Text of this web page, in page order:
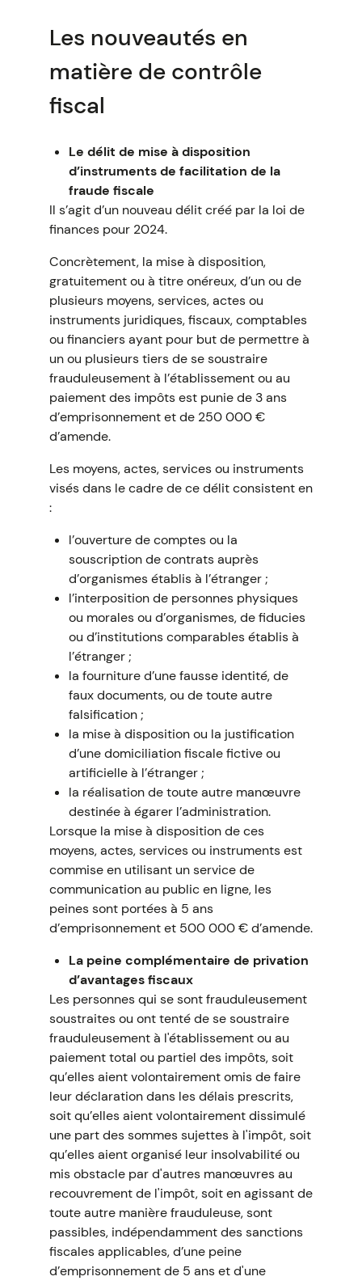
Les nouveautés en
matière de contrôle
fiscal
Le délit de mise à disposition
d’instruments de facilitation de la
fraude fiscale
Il s’agit d’un nouveau délit créé par la loi de
finances pour 2024.
Concrètement, la mise à disposition,
gratuitement ou à titre onéreux, d’un ou de
plusieurs moyens, services, actes ou
instruments juridiques, fiscaux, comptables
ou financiers ayant pour but de permettre à
un ou plusieurs tiers de se soustraire
frauduleusement à l’établissement ou au
paiement des impôts est punie de 3 ans
d’emprisonnement et de 250 000 €
d’amende.
Les moyens, actes, services ou instruments
visés dans le cadre de ce délit consistent en
:
l’ouverture de comptes ou la
souscription de contrats auprès
d’organismes établis à l’étranger ;
l’interposition de personnes physiques
ou morales ou d’organismes, de fiducies
ou d’institutions comparables établis à
l’étranger ;
la fourniture d’une fausse identité, de
faux documents, ou de toute autre
falsification ;
la mise à disposition ou la justification
d’une domiciliation fiscale fictive ou
artificielle à l’étranger ;
la réalisation de toute autre manœuvre
destinée à égarer l’administration.
Lorsque la mise à disposition de ces
moyens, actes, services ou instruments est
commise en utilisant un service de
communication au public en ligne, les
peines sont portées à 5 ans
d’emprisonnement et 500 000 € d’amende.
La peine complémentaire de privation
d’avantages fiscaux
Les personnes qui se sont frauduleusement
soustraites ou ont tenté de se soustraire
frauduleusement à l'établissement ou au
paiement total ou partiel des impôts, soit
qu’elles aient volontairement omis de faire
leur déclaration dans les délais prescrits,
soit qu’elles aient volontairement dissimulé
une part des sommes sujettes à l'impôt, soit
qu’elles aient organisé leur insolvabilité ou
mis obstacle par d'autres manœuvres au
recouvrement de l'impôt, soit en agissant de
toute autre manière frauduleuse, sont
passibles, indépendamment des sanctions
fiscales applicables, d’une peine
d’emprisonnement de 5 ans et d'une